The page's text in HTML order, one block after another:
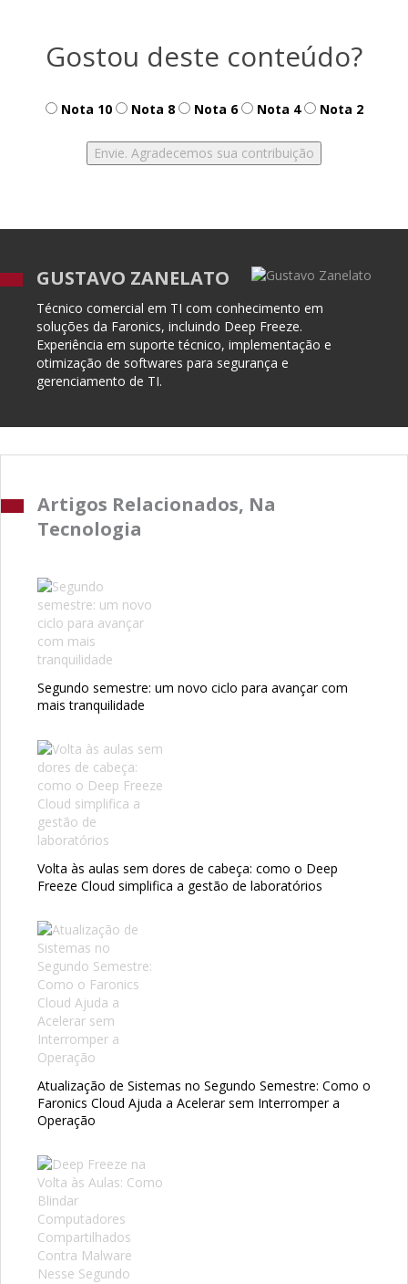
Gostou deste conteúdo?
Nota 10 Nota 8 Nota 6 Nota 4 Nota 2
GUSTAVO ZANELATO
Técnico comercial em TI com conhecimento em
soluções da Faronics, incluindo Deep Freeze.
Experiência em suporte técnico, implementação e
otimização de softwares para segurança e
gerenciamento de TI.
Artigos Relacionados, Na
Tecnologia
Segundo semestre: um novo ciclo para avançar com
mais tranquilidade
Volta às aulas sem dores de cabeça: como o Deep
Freeze Cloud simplifica a gestão de laboratórios
Atualização de Sistemas no Segundo Semestre: Como o
Faronics Cloud Ajuda a Acelerar sem Interromper a
Operação